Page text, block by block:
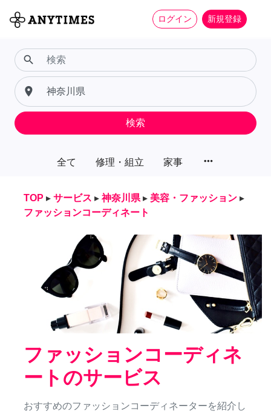
ログイン 新規登録
全て 修理・組立 家事 more_horiz
search
place
検索
TOP ▸ サービス ▸ 神奈川県 ▸ 美容・ファッション ▸
ファッションコーディネート
ファッションコーディネ
ートのサービス
おすすめのファッションコーディネーターを紹介し